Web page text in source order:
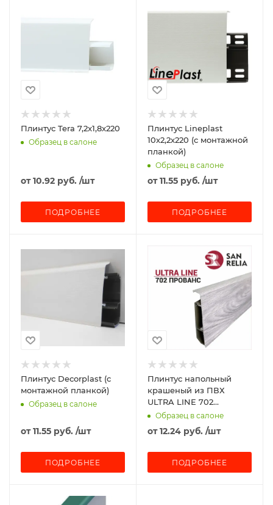
Плинтус Tera 7,2x1,8x220
Образец в салоне
от10.92 руб. /шт
ПОДРОБНЕЕ
Плинтус Lineplast
10х2,2х220 (с монтажной
планкой)
Образец в салоне
от11.55 руб. /шт
ПОДРОБНЕЕ
Плинтус Decorplast (с
монтажной планкой)
Образец в салоне
от11.55 руб. /шт
ПОДРОБНЕЕ
Плинтус напольный
крашеный из ПВХ
ULTRA LINE 702
Прованс (2,2 м)
Образец в салоне
от12.24 руб. /шт
ПОДРОБНЕЕ